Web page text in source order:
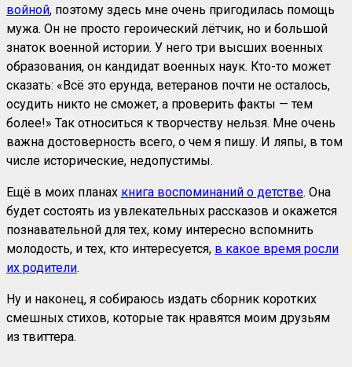
войной, поэтому здесь мне очень пригодилась помощь
мужа. Он не просто героический лётчик, но и большой
знаток военной истории. У него три высших военных
образования, он кандидат военных наук. Кто-то может
сказать: «Всё это ерунда, ветеранов почти не осталось,
осудить никто не сможет, а проверить факты — тем
более!» Так относиться к творчеству нельзя. Мне очень
важна достоверность всего, о чем я пишу. И ляпы, в том
числе исторические, недопустимы.
Ещё в моих планах книга воспоминаний о детстве. Она
будет состоять из увлекательных рассказов и окажется
познавательной для тех, кому интересно вспомнить
молодость, и тех, кто интересуется, в какое время росли
их родители.
Ну и наконец, я собираюсь издать сборник коротких
смешных стихов, которые так нравятся моим друзьям
из твиттера.